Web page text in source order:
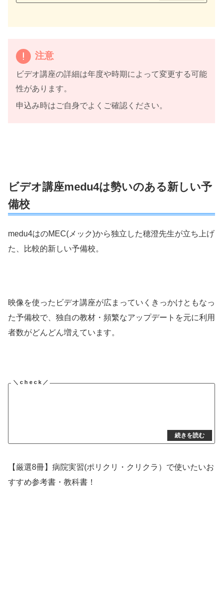
注意
ビデオ講座の詳細は年度や時期によって変更する可能
性があります。
申込み時はご自身でよくご確認ください。
ビデオ講座medu4は勢いのある新しい予
備校
medu4はのMEC(メック)から独立した穂澄先生が立ち上げ
た、比較的新しい予備校。
映像を使ったビデオ講座が広まっていくきっかけともなっ
た予備校で、独自の教材・頻繁なアップデートを元に利用
者数がどんどん増えています。
【厳選8冊】病院実習(ポリクリ・クリクラ）で使いたいお
すすめ参考書・教科書！